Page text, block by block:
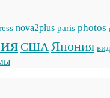
nova2plus paris photos
США Япония